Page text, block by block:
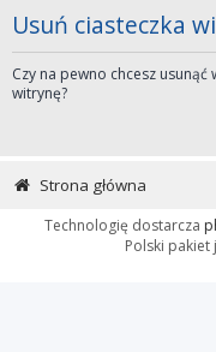
Usuń ciasteczka
Czy na pewno chcesz
witrynę?
Strona główna
Technologię dostarcza
Polski pakiet